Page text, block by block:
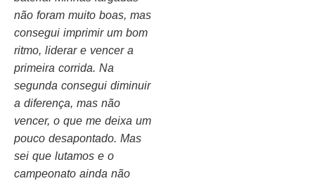
não foram muito boas, mas
consegui imprimir um bom
ritmo, liderar e vencer a
primeira corrida. Na
segunda consegui diminuir
a diferença, mas não
vencer, o que me deixa um
pouco desapontado. Mas
sei que lutamos e o
campeonato ainda não